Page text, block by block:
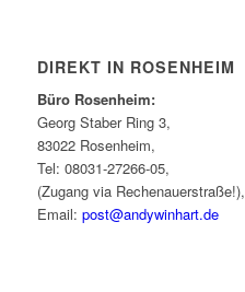
DIREKT IN ROSENHEIM
Büro Rosenheim:
Georg Staber Ring 3,
83022 Rosenheim,
Tel: 08031-27266-05,
(Zugang via Rechenauerstraße!),
Email: post@andywinhart.de